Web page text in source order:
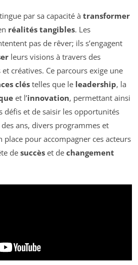
par sa capacité à transformer
réalités tangibles. Les
pas de rêver; ils s’engagent
leurs visions à travers des
créatives. Ce parcours exige une
clés telles que le leadership, la
et l’innovation, permettant ainsi
défis et de saisir les opportunités
ans, divers programmes et
pour accompagner ces acteurs
de succès et de changement